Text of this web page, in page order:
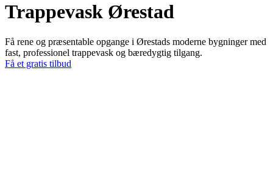
Trappevask Ørestad
Få rene og præsentable opgange i Ørestads moderne bygninger med
fast, professionel trappevask og bæredygtig tilgang.
Få et gratis tilbud